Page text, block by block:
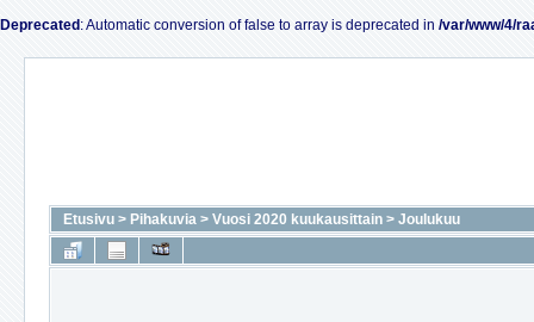
Deprecated : Automatic conversion of false to array is deprecated in /var/www/4/
Etusivu > Pihakuvia > Vuosi 2020 kuukausittain > Joulukuu